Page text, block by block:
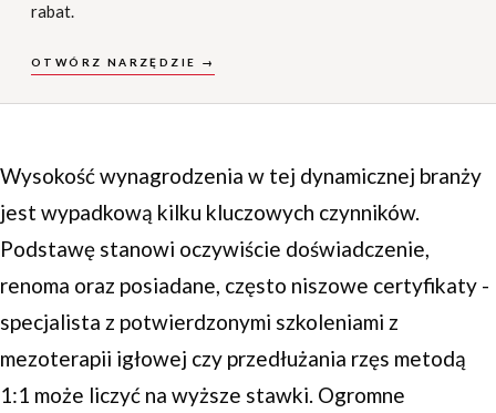
rabat.
OTWÓRZ NARZĘDZIE →
Wysokość wynagrodzenia w tej dynamicznej branży
jest wypadkową kilku kluczowych czynników.
Podstawę stanowi oczywiście doświadczenie,
renoma oraz posiadane, często niszowe certyfikaty -
specjalista z potwierdzonymi szkoleniami z
mezoterapii igłowej czy przedłużania rzęs metodą
1:1 może liczyć na wyższe stawki. Ogromne